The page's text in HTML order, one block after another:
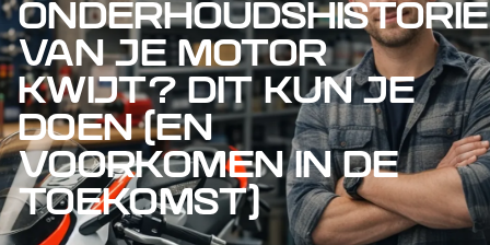
ONDERHOUDSHISTORIE
VAN JE MOTOR
KWIJT? DIT KUN JE
DOEN (EN
VOORKOMEN IN DE
TOEKOMST)